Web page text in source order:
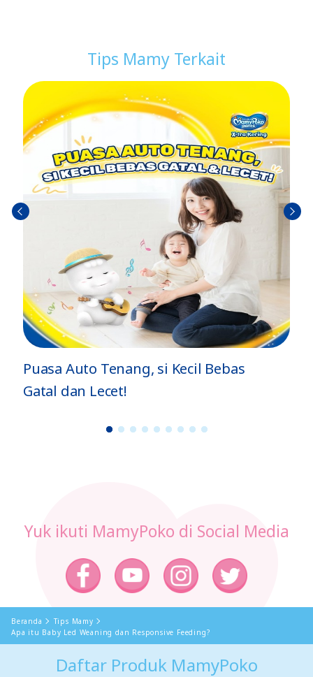
Tips Mamy Terkait
4 Tips MPASI Kukus Sehat, Lembut,
dan Bernutrisi
Sebel
umn
Berik
utny
1 2 3 4 5 6 7 8 9
Yuk ikuti MamyPoko di Social Media
Beranda
Tips Mamy
Apa itu Baby Led Weaning dan Responsive Feeding?
Daftar Produk MamyPoko